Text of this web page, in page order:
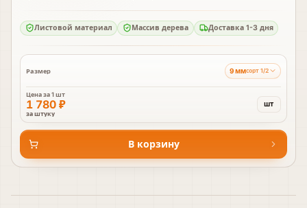
Листовой материал Массив дерева Доставка 1-3 дня
Размер 9 ммсорт 1/2
Цена за1 шт
1 780 ₽
за штуку
шт
В корзину